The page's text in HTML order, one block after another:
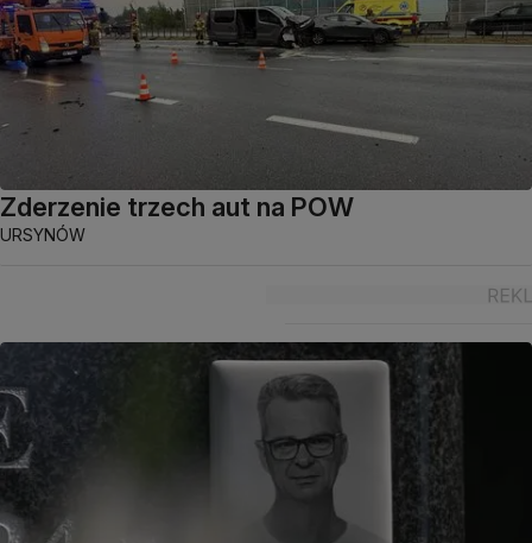
Zderzenie trzech aut na POW
URSYNÓW